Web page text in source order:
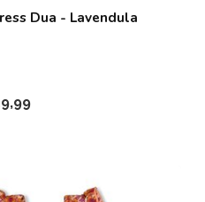
Dua - Lavendula